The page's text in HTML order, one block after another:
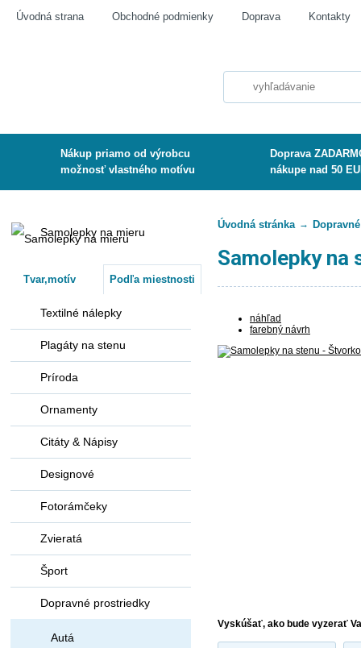
Úvodná strana Obchodné podmienky Doprava Kontakty
Nákup priamo od výrobcu
možnosť vlastného motívu
Doprava
nákupe nad 50
Úvodná stránka →
Samolepky na
náhľad
farebný návrh
Vyskúšať, ako bude vyzerať
Samolepky na mieru
Tvar,motív Podľa miestnosti
Textilné nálepky
Plagáty na stenu
Príroda
Ornamenty
Citáty & Nápisy
Designové
Fotorámčeky
Zvieratá
Šport
Dopravné prostriedky
Autá